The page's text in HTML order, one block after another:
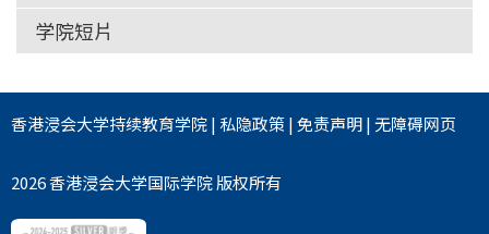
学院短片
香港浸会大学持续教育学院| 私隐政策|免责声明|无障碍网页
2026 香港浸会大学国际学院 版权所有